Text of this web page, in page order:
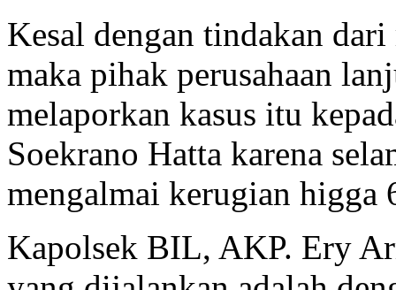
Kesal dengan tindakan
maka pihak perusahaan
melaporkan kasus itu
Soekrano Hatta karena
mengalmai kerugian higga
Kapolsek BIL, AKP. Ery